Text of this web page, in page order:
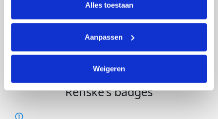
lijst met cookies is te vinden in het tabblad “details”.
Alles toestaan
Aanpassen
Weigeren
Opgehaald Streefbedrag
Renske's badges